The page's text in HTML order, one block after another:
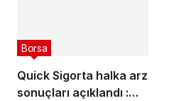
Quick Sigorta halka arz
sonuçları açıklandı :
Borsa